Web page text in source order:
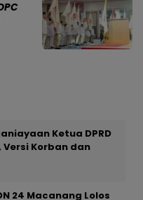
Ketua DPRD
Versi Korban dan
24 Macanang Lolos